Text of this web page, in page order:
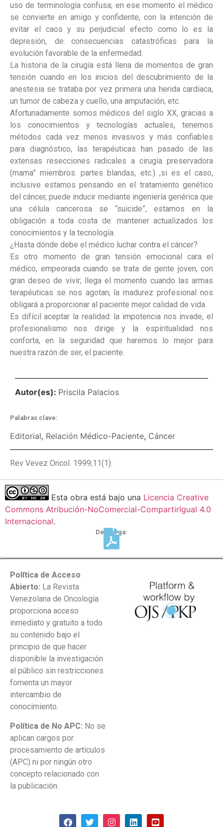
uso de terminología confusa; en ese momento el médico
se convierte en amigo y confidente, con la intención de
evitar el caos y su perjudicial efecto como lo es la
depresión, de consecuencias catastróficas para la
evolución favorable de la enfermedad.
La historia de la cirugía está llena de momentos de gran
tensión cuando en los inicios del descubrimiento de la
anestesia se trataba por vez primera una herida cardiaca,
un tumor de cabeza y cuello, una amputación, etc.
Afortunadamente somos médicos del siglo XX, gracias a
los conocimientos y tecnologías actuales, tenemos
métodos cada vez menos invasivos y más confiables
para diagnóstico, las terapéuticas han pasado de las
extensas resecciones radicales a cirugía preservadora
(mama” miembros. partes blandas, etc.) ,si es el caso,
inclusive estamos pensando en el tratamiento genético
del cáncer, puede inducir mediante ingeniería genérica que
una célula cancerosa se “suicide”, estamos en la
obligación a toda costa de: mantener actualizados los
conocimientos y la tecnología.
¿Hasta dónde debe el médico luchar contra el cáncer?
Es otro momento de gran tensión emocional cara el
médico, empeorada cuando se trata de gente joven, con
gran deseo de vivir; llega el momento cuando las armas
terapéuticas se nos agotan; la madurez profesional nos
obligará a proporcionar al paciente mejor calidad de vida.
Es difícil aceptar la realidad: la impotencia nos invade, el
profesionalismo nos dirige y la espiritualidad nos
conforta, en la seguridad que haremos lo mejor para
nuestra razón de ser, el paciente.
Autor(es): Priscila Palacios
Palabras clave:
Editorial, Relación Médico-Paciente, Cáncer
Rev Vevez Oncol. 1999;11(1):
Esta obra está bajo una Licencia Creative
Commons Atribución-NoComercial-CompartirIgual 4.0
Internacional.
Descarga:
Política de Acceso
Abierto: La Revista
Venezolana de Oncología
proporciona acceso
inmediato y gratuito a todo
su contenido bajo el
principio de que hacer
disponible la investigación
al público sin restricciones
fomenta un mayor
intercambio de
conocimiento.
Política de No APC: No se
aplican cargos por
procesamiento de artículos
(APC) ni por ningún otro
concepto relacionado con
la publicación.